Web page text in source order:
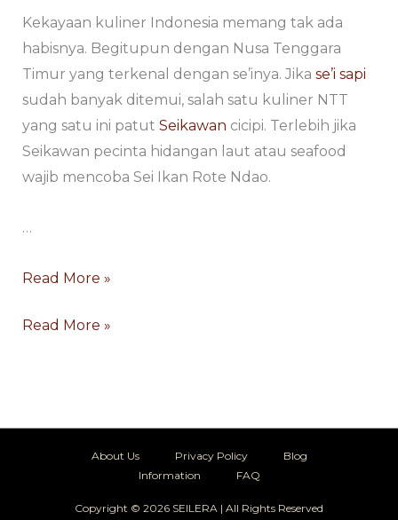
Kekayaan kuliner Indonesia memang tak ada
habisnya. Begitupun dengan Nusa Tenggara
Timur yang terkenal dengan se’inya. Jika se’i sapi
sudah banyak ditemui, salah satu kuliner NTT
yang satu ini patut Seikawan cicipi. Terlebih jika
Seikawan pecinta hidangan laut atau seafood
wajib mencoba Sei Ikan Rote Ndao.
…
Read More »
Read More »
About Us Privacy Policy
Blog
Information
FAQ
Copyright © 2026 SEILERA | All Rights Reserved